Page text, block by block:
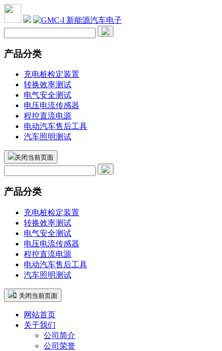
产品分类
充电桩检定装置
转换效率测试
电气安全测试
电压电流传感器
程控直流电源
电动汽车售后工具
汽车照明测试
关闭当前页面
产品分类
充电桩检定装置
转换效率测试
电气安全测试
电压电流传感器
程控直流电源
电动汽车售后工具
汽车照明测试
 关闭当前页面
网站首页
关于我们
公司简介
公司荣誉